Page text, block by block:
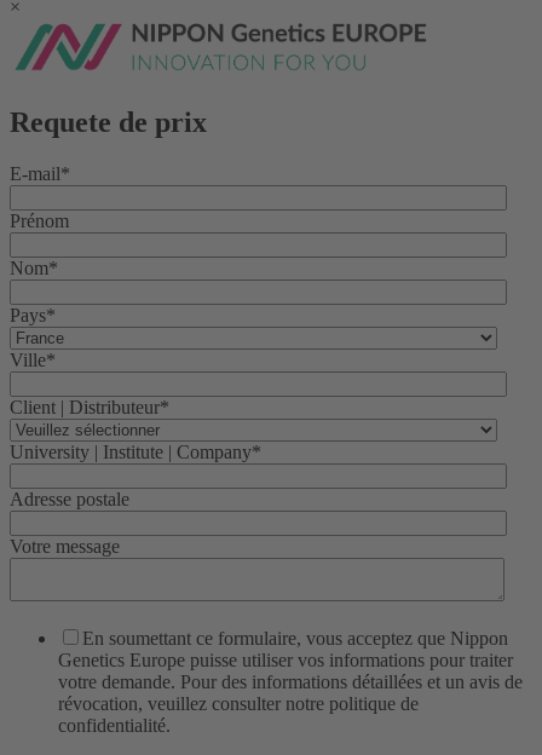
×
Requete de prix
E-mail*
Prénom
Nom*
Pays*
Ville*
Client | Distributeur*
University | Institute | Company*
Adresse postale
Votre message
En soumettant ce formulaire, vous acceptez que Nippon
Genetics Europe puisse utiliser vos informations pour traiter
votre demande. Pour des informations détaillées et un avis de
révocation, veuillez consulter notre politique de
confidentialité.